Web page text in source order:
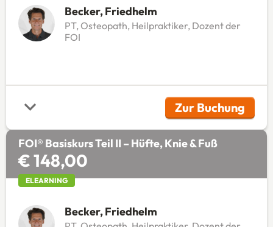
Becker, Friedhelm
PT, Osteopath, Heilpraktiker, Dozent der
FOI
Zur Buchung
(Öffnet in
FOI® Basiskurs Teil II – Hüfte, Knie & Fuß
€ 148,00
ELEARNING
Becker, Friedhelm